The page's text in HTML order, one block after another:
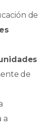
de
de
a